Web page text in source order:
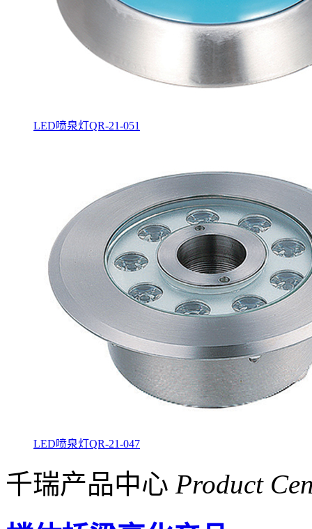
LED喷泉灯QR-21-051
LED喷泉灯QR-21-047
千瑞产品中心 Product